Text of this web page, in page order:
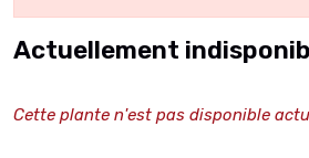
Actuellement
Cette plante n'est pas disponible